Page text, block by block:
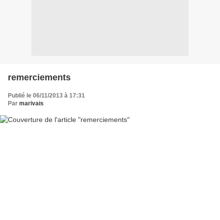
remerciements
Publié le 06/11/2013 à 17:31
Par marivais